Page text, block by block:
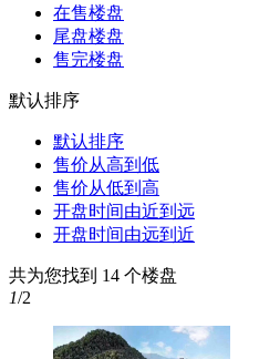
在售楼盘
尾盘楼盘
售完楼盘
默认排序
默认排序
售价从高到低
售价从低到高
开盘时间由近到远
开盘时间由远到近
共为您找到 14 个楼盘
1/2